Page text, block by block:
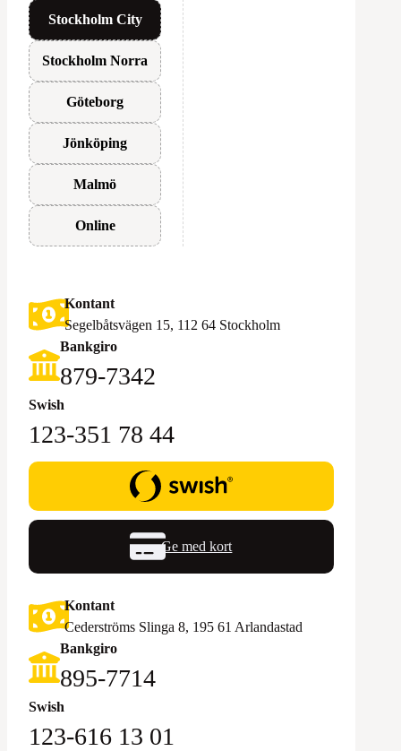
Stockholm City
Stockholm Norra
Göteborg
Jönköping
Malmö
Online
Kontant
Segelbåtsvägen 15, 112 64 Stockholm
Bankgiro
879-7342
Swish
123-351 78 44
Ge med kort
Kontant
Cederströms Slinga 8, 195 61 Arlandastad
Bankgiro
895-7714‬
Swish
123-616 13 01